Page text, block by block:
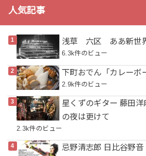
人気記事
浅草 六区 ああ新世
6.3k件のビュー
下町おでん「カレーボ
2.9k件のビュー
星くずのギター 藤田
の夜は更けて
2.3k件のビュー
忌野清志郎 日比谷野